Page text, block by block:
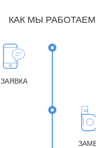
КАК МЫ РАБОТАЕМ
ЗАЯВКА